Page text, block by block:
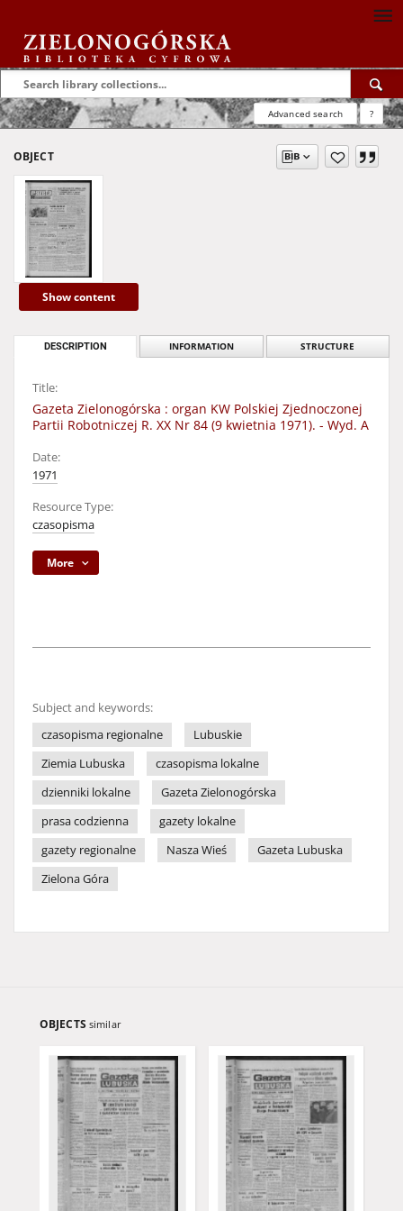
Advanced search ?
OBJECT
Show content
DESCRIPTION INFORMATION STRUCTURE
Title:
Gazeta Zielonogórska : organ KW Polskiej Zjednoczonej
Partii Robotniczej R. XX Nr 84 (9 kwietnia 1971). - Wyd. A
Date:
1971
Resource Type:
czasopisma
More
Subject and keywords:
czasopisma regionalne
Lubuskie
Ziemia Lubuska
czasopisma lokalne
dzienniki lokalne
Gazeta Zielonogórska
prasa codzienna
gazety lokalne
gazety regionalne
Nasza Wieś
Gazeta Lubuska
Zielona Góra
OBJECTS similar